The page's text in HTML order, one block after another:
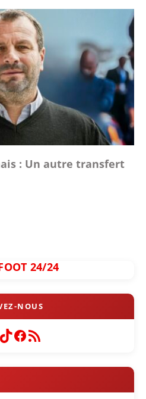
: Un autre transfert
24/24
TikTok
Facebook
Flux RSS